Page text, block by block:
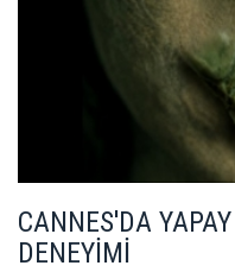
CANNES'DA
DENEYİMİ